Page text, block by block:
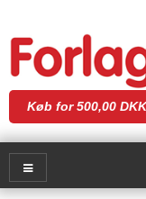
Køb for 500,00